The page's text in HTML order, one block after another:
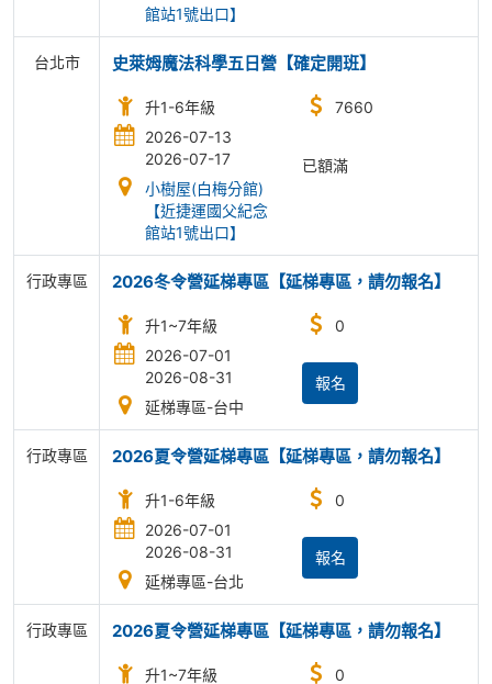
館站1號出口】
台北市 史萊姆魔法科學五日營【確定開班】
升1-6年級
2026-07-13
2026-07-17
小樹屋(白梅分館)
【近捷運國父紀念
館站1號出口】
7660
已額滿
行政專區 2026冬令營延梯專區【延梯專區，請勿報名】
升1~7年級
2026-07-01
2026-08-31
延梯專區-台中
0
報名
行政專區 2026夏令營延梯專區【延梯專區，請勿報名】
升1-6年級
2026-07-01
2026-08-31
延梯專區-台北
0
報名
行政專區 2026夏令營延梯專區【延梯專區，請勿報名】
升1~7年級
0